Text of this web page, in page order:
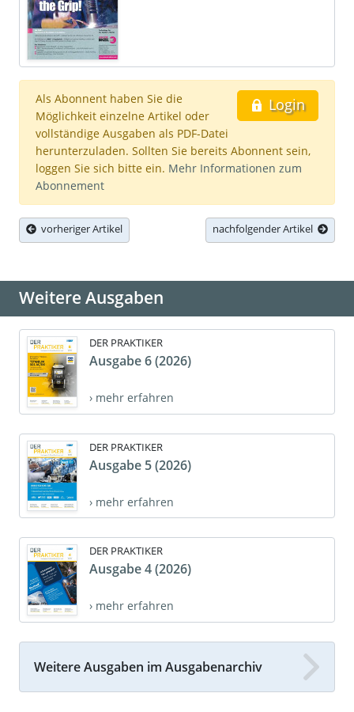
Login
Als Abonnent haben Sie die
Möglichkeit einzelne Artikel oder
vollständige Ausgaben als PDF-Datei
herunterzuladen. Sollten Sie bereits Abonnent sein,
loggen Sie sich bitte ein. Mehr Informationen zum
Abonnement
vorheriger Artikel nachfolgender Artikel
Weitere Ausgaben
DER PRAKTIKER
Ausgabe 6 (2026)
› mehr erfahren
DER PRAKTIKER
Ausgabe 5 (2026)
› mehr erfahren
DER PRAKTIKER
Ausgabe 4 (2026)
› mehr erfahren
Weitere Ausgaben im Ausgabenarchiv